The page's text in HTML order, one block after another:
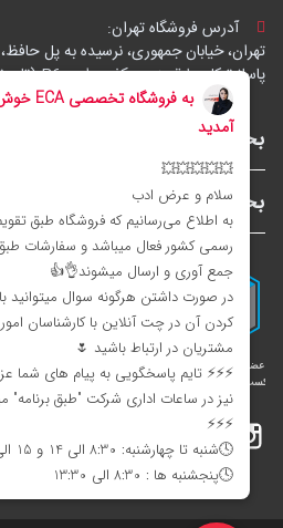
آدرس فروشگاه تهران:
تهران، خیابان جمهوری، نرسیده به پل حافظ،
پاساژ توکل، طبقه زیرهمکف، واحد B6 (تاپ ترونیک)
بخش‌های فروشگاه
بخش‌های سایت
اینستاگرام